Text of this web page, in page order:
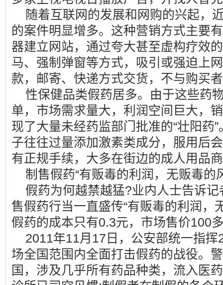
随着互联网的发展和网购的兴起，
的案件明显增多。这种营销方式主要
器建立网站，通过夸大甚至虚构疗效
马、强制弹窗等方式，吸引或强迫上
款，邮寄、快递方式交货，不与购买
性保健品类假药居多。由于这些药
单，市场需求量大，利润空间巨大，
现了大量未经药监部门批准的“壮阳药
子往往过量添加激素类成分，服用后
有正规手续，大多在街边的成人用品
制售假药“有贩毒的利润，无贩毒的
假药为何越禁越猛?业内人士告诉
售假药行当一直盛传“有贩毒的利润，
假药的成本只有0.3元，市场售价100
2011年11月17日，公安部统一指
场全国范围内全面打击假药的战役。
国，涉及几乎所有药品种类，流入医